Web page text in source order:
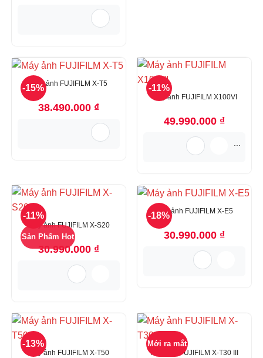
-15%
Máy ảnh FUJIFILM X-T5
38.490.000 ₫
-11%
Máy ảnh FUJIFILM X100VI
49.990.000 ₫
...
-11%
Sản Phẩm Hot
Máy ảnh FUJIFILM X-S20
30.990.000 ₫
-18%
Máy ảnh FUJIFILM X-E5
30.990.000 ₫
-13%
Máy ảnh FUJIFILM X-T50
Mới ra mắt
Máy ảnh FUJIFILM X-T30 III